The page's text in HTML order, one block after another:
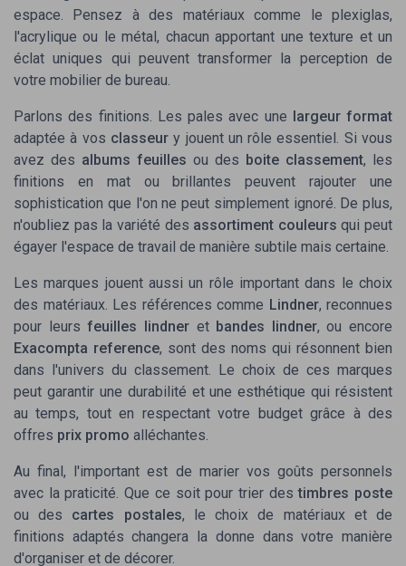
espace. Pensez à des matériaux comme le plexiglas,
l'acrylique ou le métal, chacun apportant une texture et un
éclat uniques qui peuvent transformer la perception de
votre mobilier de bureau.
Parlons des finitions. Les pales avec une largeur format
adaptée à vos classeury jouent un rôle essentiel. Si vous
avez des albums feuilles ou des boite classement, les
finitions en mat ou brillantes peuvent rajouter une
sophistication que l'on ne peut simplement ignoré. De plus,
n'oubliez pas la variété des assortiment couleurs qui peut
égayer l'espace de travail de manière subtile mais certaine.
Les marques jouent aussi un rôle important dans le choix
des matériaux. Les références comme Lindner, reconnues
pour leursfeuilles lindneret bandes lindner, ou encore
Exacompta reference, sont des noms qui résonnent bien
dans l'univers du classement. Le choix de ces marques
peut garantir une durabilité et une esthétique qui résistent
au temps, tout en respectant votre budget grâce à des
offres prix promo alléchantes.
Au final, l'important est de marier vos goûts personnels
avec la praticité. Que ce soit pour trier destimbres poste
ou des cartes postales, le choix de matériaux et de
finitions adaptés changera la donne dans votre manière
d'organiser et de décorer.